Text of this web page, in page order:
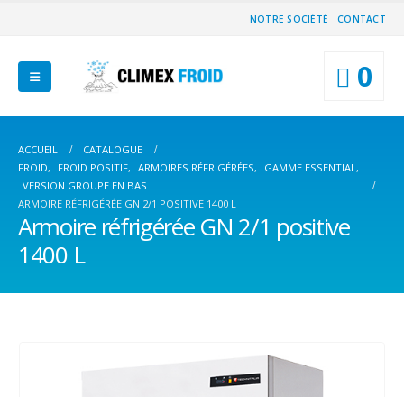
NOTRE SOCIÉTÉ CONTACT
0
ACCUEIL
CATALOGUE
FROID, FROID POSITIF, ARMOIRES RÉFRIGÉRÉES, GAMME ESSENTIAL,
VERSION GROUPE EN BAS
ARMOIRE RÉFRIGÉRÉE GN 2/1 POSITIVE 1400 L
Armoire réfrigérée GN 2/1 positive
1400 L